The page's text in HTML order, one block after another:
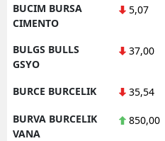
BUCIM BURSA
CIMENTO
5,07
BULGS BULLS
GSYO
37,00
BURCE BURCELIK 35,54
BURVA BURCELIK
VANA
850,00